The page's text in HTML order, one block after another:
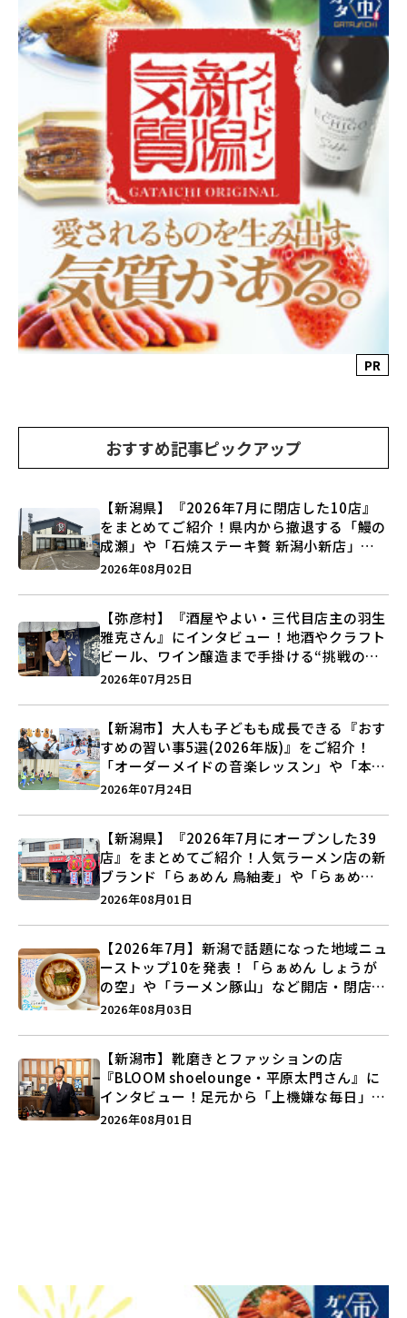
PR
おすすめ記事ピックアップ
【新潟県】『2026年7月に閉店した10店』
をまとめてご紹介！県内から撤退する「鰻の
成瀬」や「石焼ステーキ贅 新潟小新店」が
営業に幕…。
2026年08月02日
【弥彦村】『酒屋やよい・三代目店主の羽生
雅克さん』にインタビュー！地酒やクラフト
ビール、ワイン醸造まで手掛ける“挑戦の歴
史”に迫る♪
2026年07月25日
【新潟市】大人も子どもも成長できる『おす
すめの習い事5選(2026年版)』をご紹介！
「オーダーメイドの音楽レッスン」や「本格
キックボクシング」で新しい自分を見つけよ
2026年07月24日
【新潟県】『2026年7月にオープンした39
店』をまとめてご紹介！人気ラーメン店の新
ブランド「らぁめん 鳥紬麦」や「らぁめん
しょうがの空」など盛りだくさん♪
2026年08月01日
【2026年7月】新潟で話題になった地域ニュ
ーストップ10を発表！「らぁめん しょうが
の空」や「ラーメン豚山」など開店・閉店の
注目記事をランキングでご紹介♪
2026年08月03日
【新潟市】靴磨きとファッションの店
『BLOOM shoelounge・平原太門さん』に
インタビュー！足元から「上機嫌な毎日」を
つくる装いの提案とは？
2026年08月01日